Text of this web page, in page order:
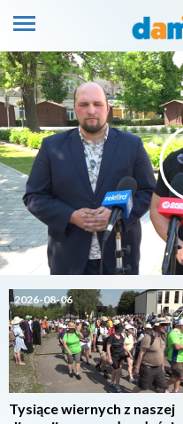
2026-08-06
Tysiące wiernych z naszej